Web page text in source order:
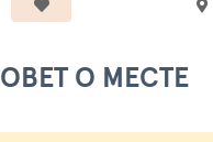
О МЕСТЕ